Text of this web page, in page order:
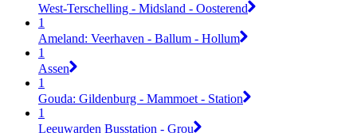
West-Terschelling - Midsland - Oosterend
1
Ameland: Veerhaven - Ballum - Hollum
1
Assen
1
Gouda: Gildenburg - Mammoet - Station
1
Leeuwarden Busstation - Grou